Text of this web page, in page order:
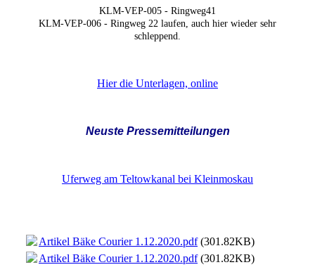
KLM-VEP-005 - Ringweg41
KLM-VEP-006 - Ringweg 22 laufen, auch hier wieder sehr
schleppend.
Hier die Unterlagen, online
Neuste Pressemitteilungen
Uferweg am Teltowkanal bei Kleinmoskau
Artikel Bäke Courier 1.12.2020.pdf(301.82KB)
Artikel Bäke Courier 1.12.2020.pdf(301.82KB)